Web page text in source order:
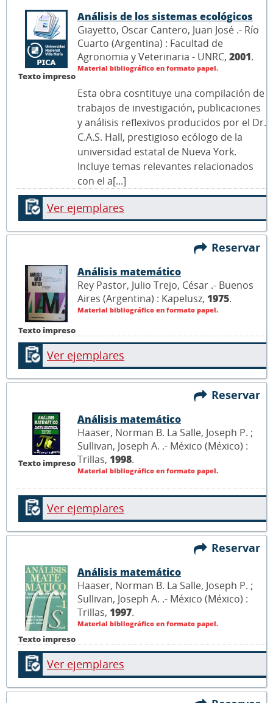
Texto impreso
Análisis de los sistemas ecológicos
Giayetto, Oscar Cantero, Juan José .- Río
Cuarto (Argentina) : Facultad de
Agronomia y Veterinaria - UNRC, 2001.
Material bibliográfico en formato papel.
Esta obra cosntituye una compilación de
trabajos de investigación, publicaciones
y análisis reflexivos producidos por el Dr.
C.A.S. Hall, prestigioso ecólogo de la
universidad estatal de Nueva York.
Incluye temas relevantes relacionados
con el a[...]
Ver ejemplares
Reservar
Texto impreso
Análisis matemático
Rey Pastor, Julio Trejo, César .- Buenos
Aires (Argentina) : Kapelusz, 1975.
Material bibliográfico en formato papel.
Ver ejemplares
Reservar
Texto impreso
Análisis matemático
Haaser, Norman B. La Salle, Joseph P. ;
Sullivan, Joseph A. .- México (México) :
Trillas, 1998.
Material bibliográfico en formato papel.
Ver ejemplares
Reservar
Texto impreso
Análisis matemático
Haaser, Norman B. La Salle, Joseph P. ;
Sullivan, Joseph A. .- México (México) :
Trillas, 1997.
Material bibliográfico en formato papel.
Ver ejemplares